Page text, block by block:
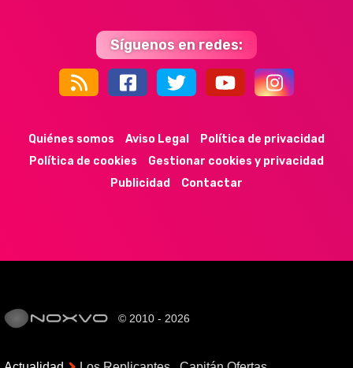
Síguenos en redes:
Quiénes somos Aviso Legal
Política de privacidad
Política de cookies
Gestionar cookies y privacidad
Publicidad
Contactar
© 2010 - 2026